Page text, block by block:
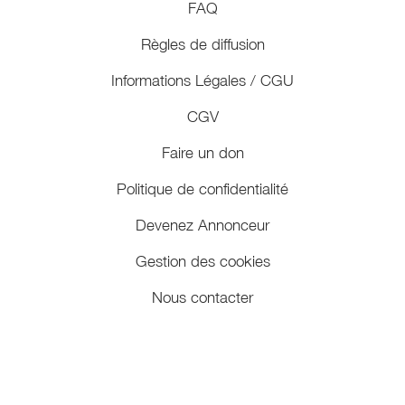
FAQ
Règles de diffusion
Informations Légales / CGU
CGV
Faire un don
Politique de confidentialité
Devenez Annonceur
Gestion des cookies
Nous contacter